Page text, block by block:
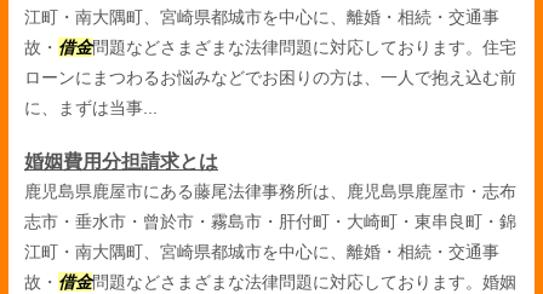
江町・南大隅町、宮崎県都城市を中心に、離婚・相続・交通事
故・ 借金問題などさまざまな法律問題に対応しております。住宅
ローンにまつわるお悩みなどでお困りの方は、一人で抱え込む前
に、まずは当事...
婚姻費用分担請求とは
鹿児島県鹿屋市にある藤尾法律事務所は、鹿児島県鹿屋市・志布
志市・垂水市・曾於市・霧島市・肝付町・大崎町・東串良町・錦
江町・南大隅町、宮崎県都城市を中心に、離婚・相続・交通事
故・ 借金問題などさまざまな法律問題に対応しております。婚姻